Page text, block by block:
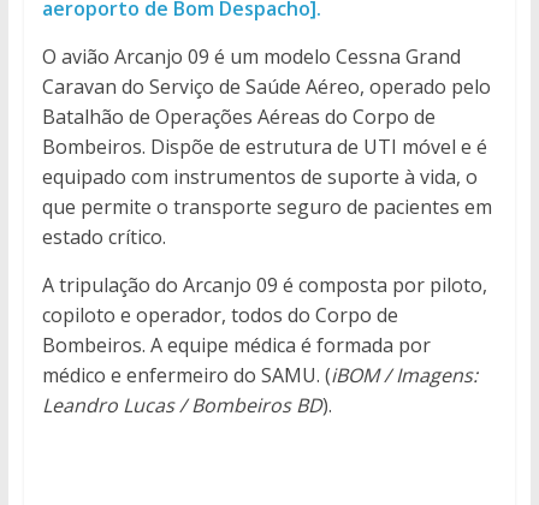
aeroporto de Bom Despacho].
O avião Arcanjo 09 é um modelo Cessna Grand
Caravan do Serviço de Saúde Aéreo, operado pelo
Batalhão de Operações Aéreas do Corpo de
Bombeiros. Dispõe de estrutura de UTI móvel e é
equipado com instrumentos de suporte à vida, o
que permite o transporte seguro de pacientes em
estado crítico.
A tripulação do Arcanjo 09 é composta por piloto,
copiloto e operador, todos do Corpo de
Bombeiros. A equipe médica é formada por
médico e enfermeiro do SAMU. (iBOM / Imagens:
Leandro Lucas / Bombeiros BD).